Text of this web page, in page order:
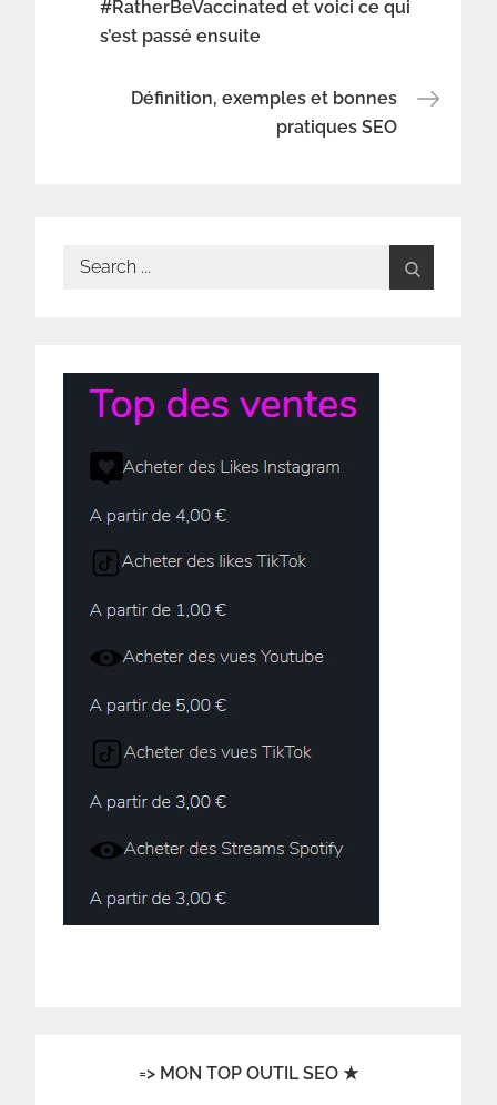
de
l’article
#RatherBeVaccinated et voici ce qui
s’est passé ensuite
Définition, exemples et bonnes
pratiques SEO
Search
=> MON TOP OUTIL SEO ★